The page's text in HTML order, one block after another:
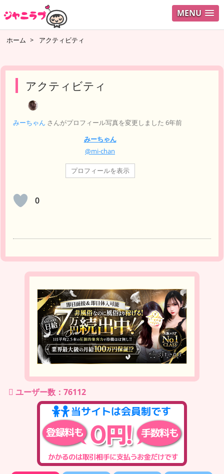
MENU ログイ
ホーム > アクティビティ
アクティビティ
みーちゃん さんがプロフィール写真を変更しました 6年前
みーちゃん
@mi-chan
プロフィールを表示
0
ユーザー数：76112